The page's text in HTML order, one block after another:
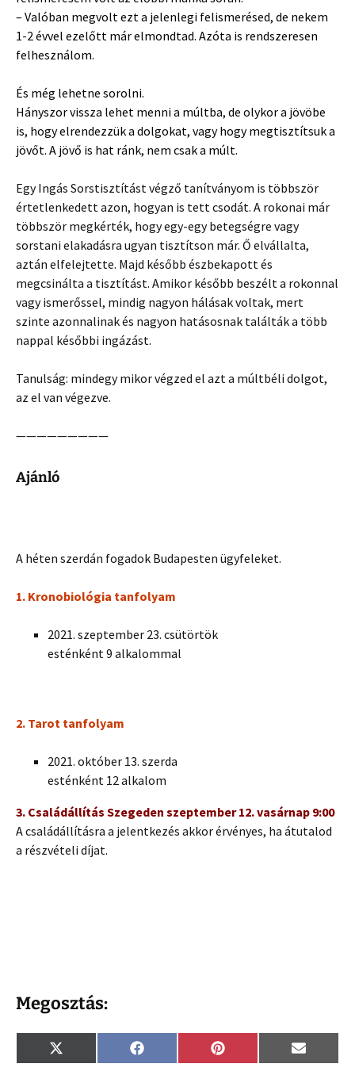
– Valóban megvolt ezt a jelenlegi felismerésed, de nekem
1-2 évvel ezelőtt már elmondtad. Azóta is rendszeresen
felhesználom.
És még lehetne sorolni.
Hányszor vissza lehet menni a múltba, de olykor a jövöbe
is, hogy elrendezzük a dolgokat, vagy hogy megtisztítsuk a
jövőt. A jövő is hat ránk, nem csak a múlt.
Egy Ingás Sorstisztítást végző tanítványom is többször
értetlenkedett azon, hogyan is tett csodát. A rokonai már
többször megkérték, hogy egy-egy betegségre vagy
sorstani elakadásra ugyan tisztítson már. Ő elvállalta,
aztán elfelejtette. Majd később észbekapott és
megcsinálta a tisztítást. Amikor később beszélt a rokonnal
vagy ismerőssel, mindig nagyon hálásak voltak, mert
szinte azonnalinak és nagyon hatásosnak találták a több
nappal későbbi ingázást.
Tanulság: mindegy mikor végzed el azt a múltbéli dolgot,
az el van végezve.
—————————
Ajánló
A héten szerdán fogadok Budapesten ügyfeleket.
1. Kronobiológia tanfolyam
2021. szeptember 23. csütörtök
esténként 9 alkalommal
2. Tarot tanfolyam
2021. október 13. szerda
esténként 12 alkalom
3. Családállítás Szegeden szeptember 12. vasárnap 9:00
A családállításra a jelentkezés akkor érvényes, ha átutalod
a részvételi díjat.
Megosztás:
Share
on
X
(
Share
on
F
a
Share
on
P
i
Share
on
E
m